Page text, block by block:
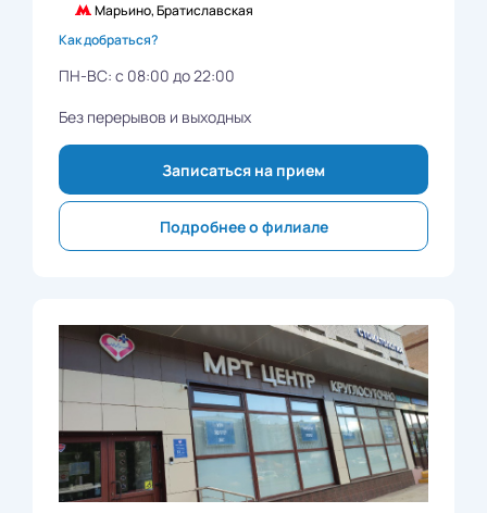
Марьино, Братиславская
Как добраться?
ПН-ВС: с 08:00 до 22:00
Без перерывов и выходных
Записаться на прием
Подробнее о филиале